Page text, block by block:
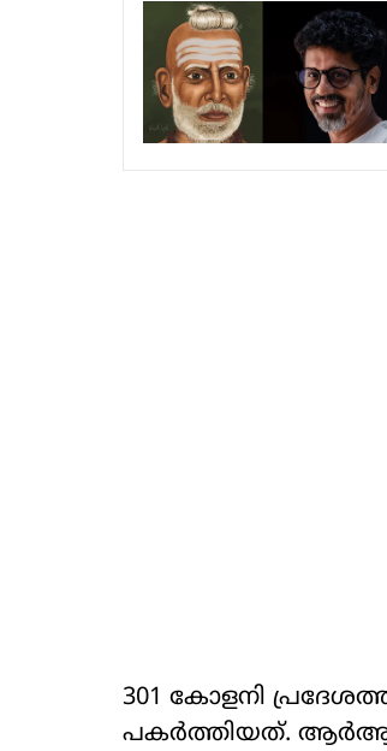
301 കോളനി
പകർത്തിയത്.